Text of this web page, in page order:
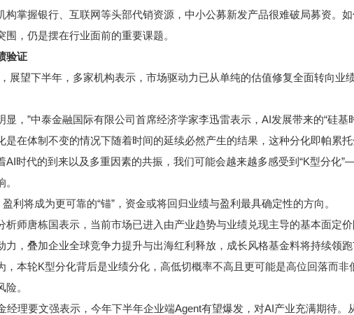
握银行、互联网等头部代销资源，中小公募新发产品很难破局募资。
，仍是摆在行业面前的重要课题。
验证
望下半年，多家机构表示，市场驱动力已从单纯的估值修复全面转向业
，”中泰金融国际有限公司首席经济学家李迅雷表示，AI发展带来的“硅基
在体制不变的情况下随着时间的延续必然产生的结果，这种分化即帕累托
代的到来以及多重因素的共振，我们可能会越来越多感受到“K型分化
将成为更可靠的“锚”，资金或将回归业绩与盈利最具确定性的方向。
唐栋国表示，当前市场已进入由产业趋势与业绩兑现主导的基本面定价
，叠加企业全球竞争力提升与出海红利释放，成长风格基金料将持续领跑
轮K型分化背后是业绩分化，高低切概率不高且更可能是高位回落而非
。
要文强表示，今年下半年企业端Agent有望爆发，对AI产业充满期待。